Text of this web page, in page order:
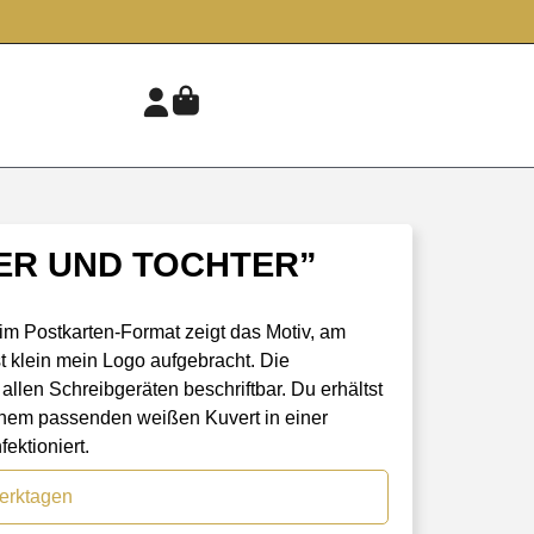
UND TOCHTER”
Postkarten-Format zeigt das Motiv, am
klein mein Logo aufgebracht. Die
Schreibgeräten beschriftbar. Du erhältst
passenden weißen Kuvert in einer